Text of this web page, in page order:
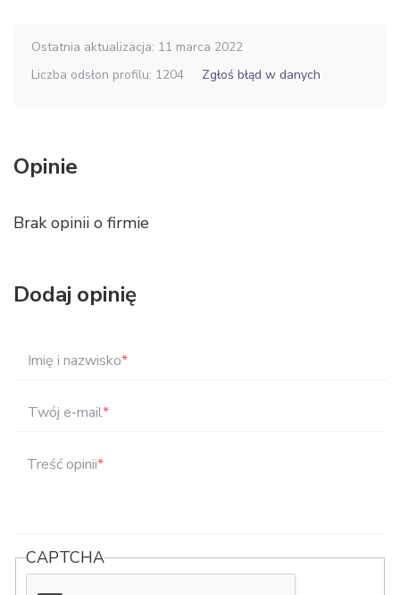
Ostatnia aktualizacja: 11 marca 2022
Liczba odsłon profilu: 1204
Zgłoś błąd w danych
Opinie
Brak opinii o firmie
Dodaj opinię
Imię i nazwisko*
Twój e-mail*
Treść opinii*
CAPTCHA